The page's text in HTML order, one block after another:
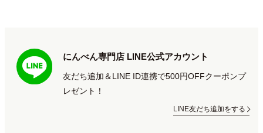
にんべん専門店 LINE公式アカウント
友だち追加＆LINE ID連携で500円OFFクーポンプ
レゼント！
LINE友だち追加をする